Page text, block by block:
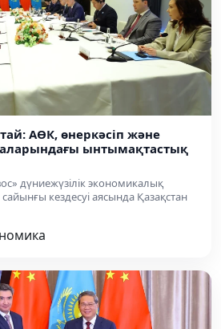
АӨК, өнеркәсіп және
ынтымақтастық
дүниежүзілік экономикалық
кездесуі аясында Қазақстан